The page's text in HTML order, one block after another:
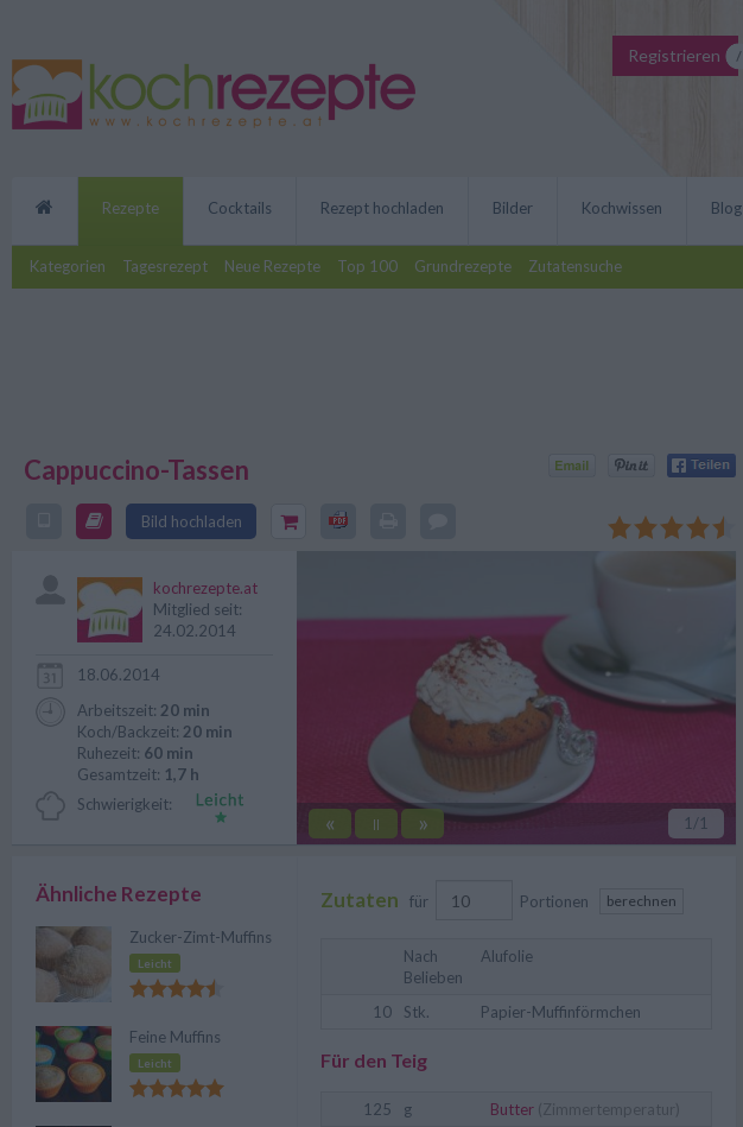
Registrieren
Rezepte
Kategorien Tagesrezept Neue Rezepte Top 100 Grundrezepte Zutatensuche
Cocktails Rezept hochladen Bilder Kochwissen Blog
Cappuccino-Tassen
Bild hochladen
Cappuccino-Tassen optimal und versprüht dabei auch noch
italienischen Flair.
« || » 1 /1
kochrezepte.at
Mitglied seit:
24.02.2014
18.06.2014
Arbeitszeit: 20 min
Koch/Backzeit: 20 min
Ruhezeit: 60 min
Gesamtzeit: 1,7 h
Schwierigkeit:
Zutaten für Portionen berechnen
Nach
Belieben
Alufolie
10 Stk. Papier-Muffinförmchen
Für den Teig
125 g Butter (Zimmertemperatur)
Ähnliche Rezepte
Zucker-Zimt-Muffins
Leicht
Feine Muffins
Leicht